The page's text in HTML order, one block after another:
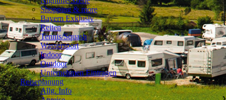
Shopping & more
Bayern Exklusiv
Reiten
Tennis/Squash
Wassersport
Indoor
Outdoor
Unternehmen Eintragen
Reiseplanung
Allg. Info
❯